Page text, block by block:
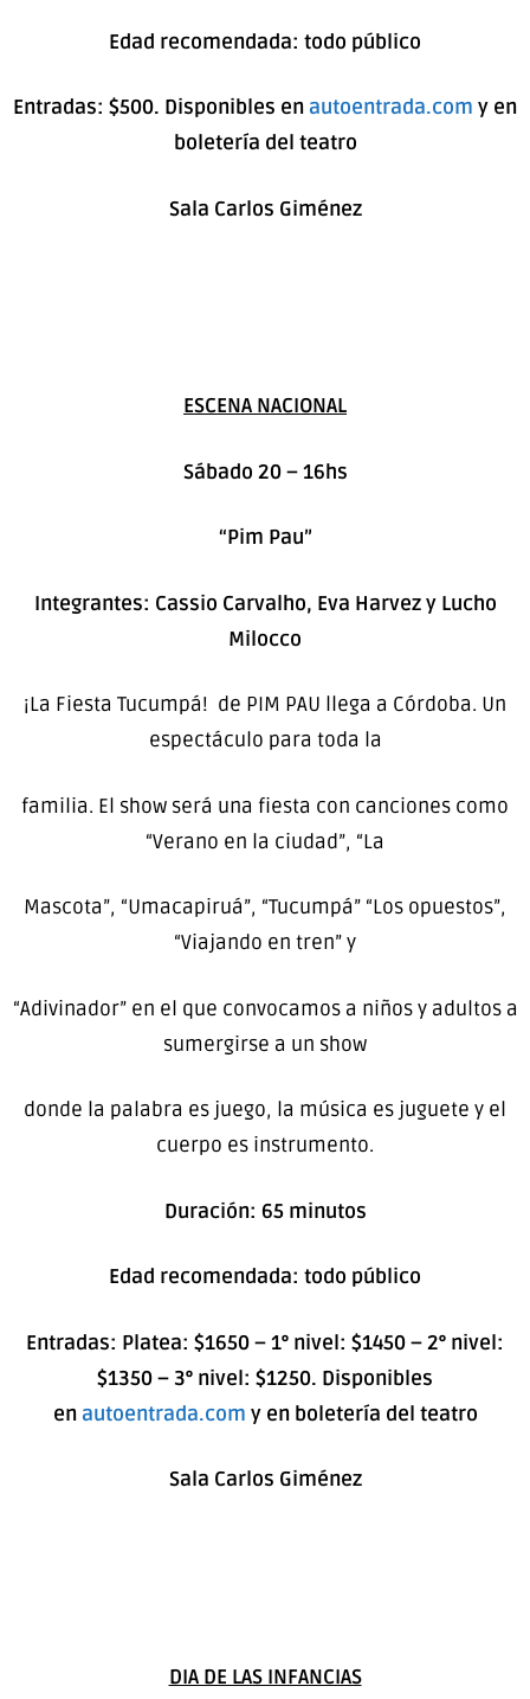
Edad recomendada: todo público
Entradas: $500. Disponibles en autoentrada.com y en
boletería del teatro
Sala Carlos Giménez
ESCENA NACIONAL
Sábado 20 – 16hs
“Pim Pau”
Integrantes: Cassio Carvalho, Eva Harvez y Lucho
Milocco
¡La Fiesta Tucumpá! de PIM PAU llega a Córdoba. Un
espectáculo para toda la
familia. El show será una fiesta con canciones como
“Verano en la ciudad”, “La
Mascota”, “Umacapiruá”, “Tucumpá” “Los opuestos”,
“Viajando en tren” y
“Adivinador” en el que convocamos a niños y adultos a
sumergirse a un show
donde la palabra es juego, la música es juguete y el
cuerpo es instrumento.
Duración: 65 minutos
Edad recomendada: todo público
Entradas: Platea: $1650 – 1° nivel: $1450 – 2° nivel:
$1350 – 3° nivel: $1250. Disponibles
en autoentrada.com y en boletería del teatro
Sala Carlos Giménez
DIA DE LAS INFANCIAS